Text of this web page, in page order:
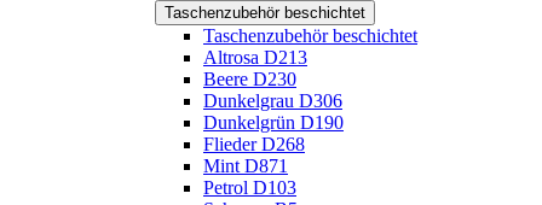
Taschenzubehör beschichtet
Taschenzubehör beschichtet
Altrosa D213
Beere D230
Dunkelgrau D306
Dunkelgrün D190
Flieder D268
Mint D871
Petrol D103